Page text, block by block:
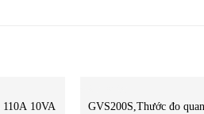
10VA
GVS200S,Thước đo